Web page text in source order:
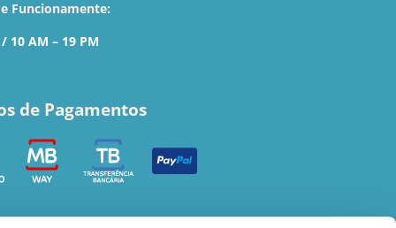
Funcionamente:
/ 10 AM – 19 PM
de Pagamentos